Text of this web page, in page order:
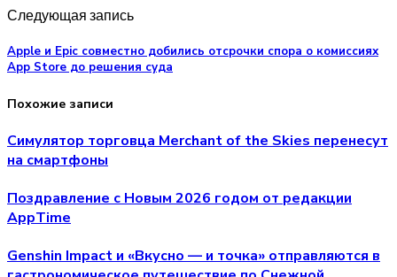
Следующая запись
Apple и Epic совместно добились отсрочки спора о комиссиях
App Store до решения суда
Похожие записи
Симулятор торговца Merchant of the Skies перенесут
на смартфоны
Поздравление с Новым 2026 годом от редакции
AppTime
Genshin Impact и «Вкусно — и точка» отправляются в